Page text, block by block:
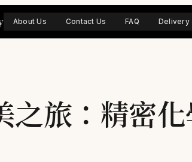
About Us Contact Us FAQ Delivery
之旅：精密